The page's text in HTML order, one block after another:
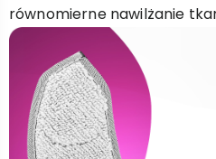
równomierne nawilżanie